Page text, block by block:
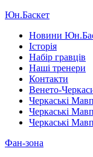
Юн.Баскет
Новини
Історія
Набір гравців
Наші тренери
Контакти
Венето-
Черкаські
Черкаські
Черкаські
Фан-зона